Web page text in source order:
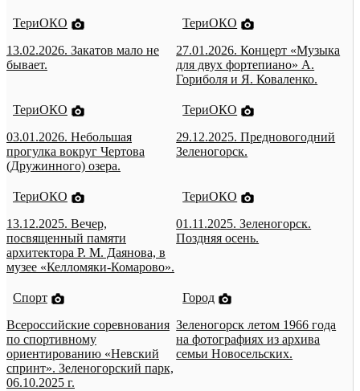
ТериОКО
13.02.2026. Закатов мало не
бывает.
ТериОКО
27.01.2026. Концерт «Музыка
для двух фортепиано» А.
Гориболя и Я. Коваленко.
ТериОКО
03.01.2026. Небольшая
прогулка вокруг Чертова
(Дружинного) озера.
ТериОКО
29.12.2025. Предновогодний
Зеленогорск.
ТериОКО
13.12.2025. Вечер,
посвященный памяти
архитектора Р. М. Даянова, в
музее «Келломяки-Комарово».
ТериОКО
01.11.2025. Зеленогорск.
Поздняя осень.
Спорт
Всероссийские соревнования
по спортивному
ориентированию «Невский
спринт». Зеленогорский парк,
06.10.2025 г.
Город
Зеленогорск летом 1966 года
на фотографиях из архива
семьи Новосельских.